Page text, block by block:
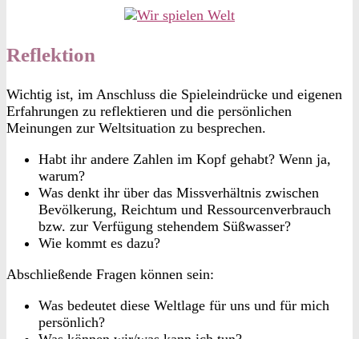
Reflektion
Wichtig ist, im Anschluss die Spieleindrücke und eigenen
Erfahrungen zu reflektieren und die persönlichen
Meinungen zur Weltsituation zu besprechen.
Habt ihr andere Zahlen im Kopf gehabt? Wenn ja,
warum?
Was denkt ihr über das Missverhältnis zwischen
Bevölkerung, Reichtum und Ressourcenverbrauch
bzw. zur Verfügung stehendem Süßwasser?
Wie kommt es dazu?
Abschließende Fragen können sein:
Was bedeutet diese Weltlage für uns und für mich
persönlich?